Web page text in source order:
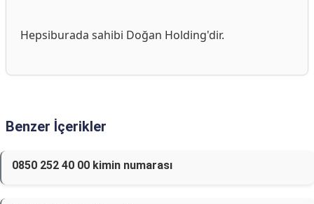
Hepsiburada sahibi Doğan Holding'dir.
Benzer İçerikler
0850 252 40 00 kimin numarası